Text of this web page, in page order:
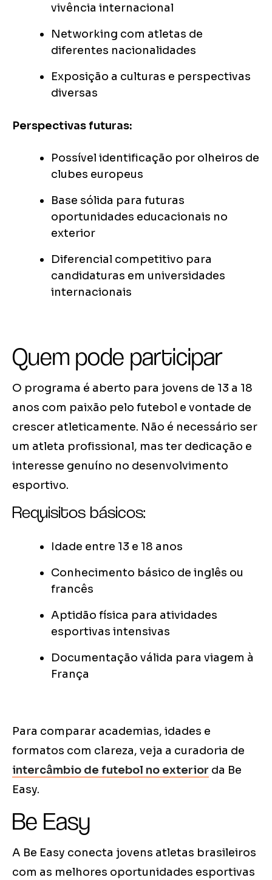
vivência internacional
Networking com atletas de
diferentes nacionalidades
Exposição a culturas e perspectivas
diversas
Perspectivas futuras:
Possível identificação por olheiros de
clubes europeus
Base sólida para futuras
oportunidades educacionais no
exterior
Diferencial competitivo para
candidaturas em universidades
internacionais
Quem pode participar
O programa é aberto para jovens de 13 a 18
anos com paixão pelo futebol e vontade de
crescer atleticamente. Não é necessário ser
um atleta profissional, mas ter dedicação e
interesse genuíno no desenvolvimento
esportivo.
Requisitos básicos:
Idade entre 13 e 18 anos
Conhecimento básico de inglês ou
francês
Aptidão física para atividades
esportivas intensivas
Documentação válida para viagem à
França
Para comparar academias, idades e
formatos com clareza, veja a curadoria de
intercâmbio de futebol no exterior da Be
Easy.
Be Easy
A Be Easy conecta jovens atletas brasileiros
com as melhores oportunidades esportivas